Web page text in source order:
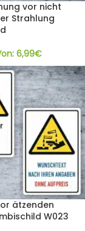
vor nicht
Strahlung
6,99€
ätzenden
W023